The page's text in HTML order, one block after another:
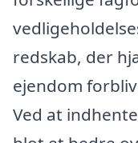
redskab, der
ejendom
Ved at